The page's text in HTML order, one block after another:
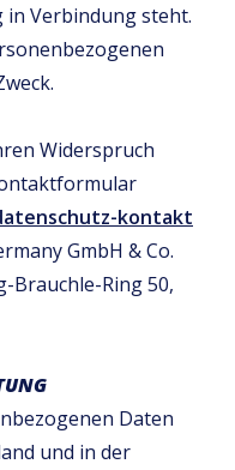
Verbindung steht.
Widerspruch
kontakt
GmbH & Co.
Brauchle-Ring 50,
Daten
und in der